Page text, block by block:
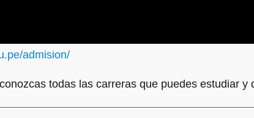
admision/
todas las carreras que puedes estudiar